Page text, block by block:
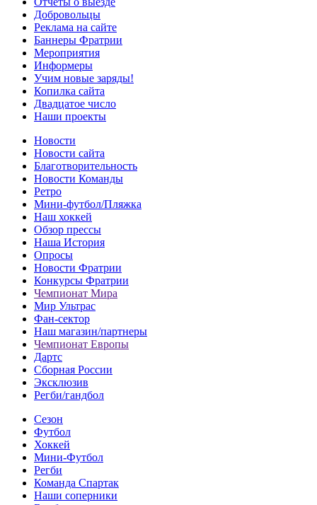
Добровольцы
Реклама на сайте
Баннеры Фратрии
Мероприятия
Информеры
Учим новые заряды!
Копилка сайта
Двадцатое число
Наши проекты
Новости
Новости сайта
Благотворительность
Новости Команды
Ретро
Мини-футбол/Пляжка
Наш хоккей
Обзор прессы
Наша История
Опросы
Новости Фратрии
Конкурсы Фратрии
Чемпионат Мира
Мир Ультрас
Фан-cектор
Наш магазин/партнеры
Чемпионат Европы
Дартс
Сборная России
Эксклюзив
Регби/гандбол
Сезон
Футбол
Хоккей
Мини-Футбол
Регби
Команда Спартак
Наши соперники